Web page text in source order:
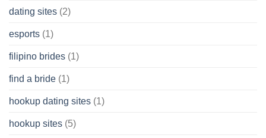
dating sites (2)
esports (1)
filipino brides (1)
find a bride (1)
hookup dating sites (1)
hookup sites (5)